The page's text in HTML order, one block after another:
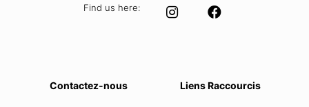
Find us here:
Contactez-nous Liens Raccourcis